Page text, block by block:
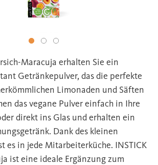
Maracuja erhalten Sie ein
Getränkepulver, das die perfekte
Limonaden und Säften
das vegane Pulver einfach in Ihre
direkt ins Glas und erhalten ein
Dank des kleinen
es in jede Mitarbeiterküche. INSTICK
ist eine ideale Ergänzung zum